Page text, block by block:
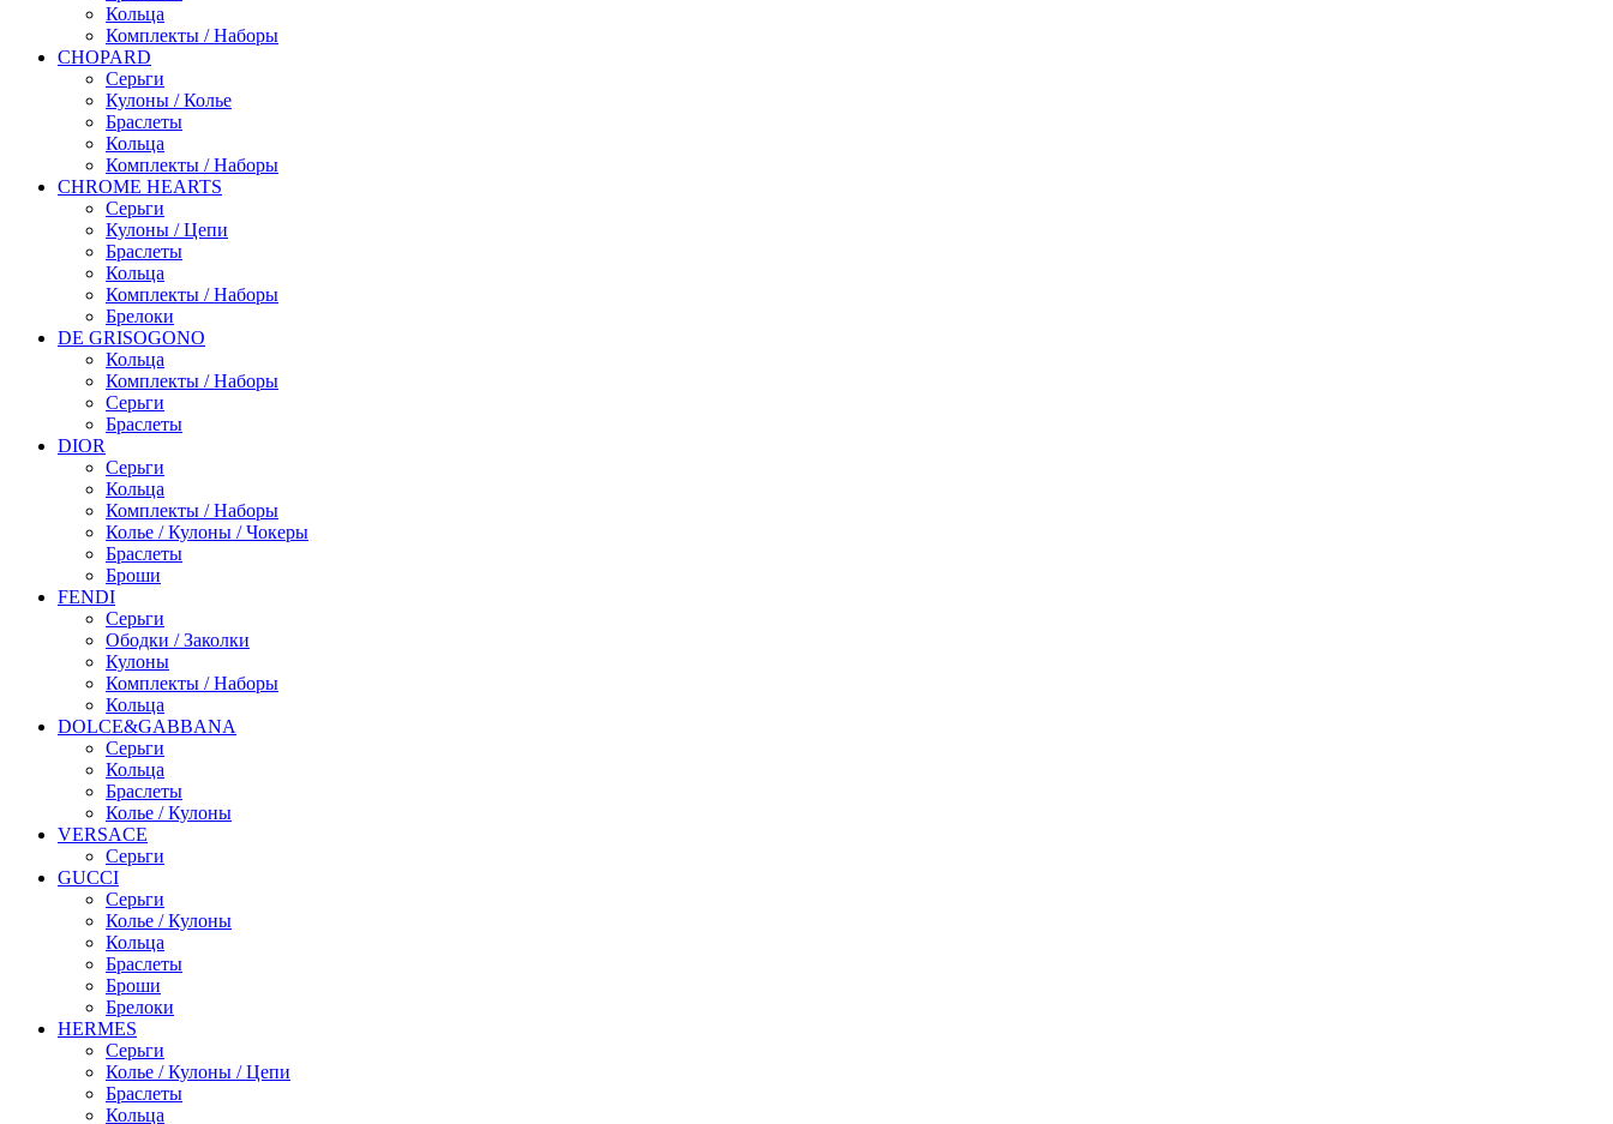
Кольца
Комплекты / Наборы
CHOPARD
Серьги
Кулоны / Колье
Браслеты
Кольца
Комплекты / Наборы
CHROME HEARTS
Серьги
Кулоны / Цепи
Браслеты
Кольца
Комплекты / Наборы
Брелоки
DE GRISOGONO
Кольца
Комплекты / Наборы
Серьги
Браслеты
DIOR
Серьги
Кольца
Комплекты / Наборы
Колье / Кулоны / Чокеры
Браслеты
Броши
FENDI
Серьги
Ободки / Заколки
Кулоны
Комплекты / Наборы
Кольца
DOLCE&GABBANA
Серьги
Кольца
Браслеты
Колье / Кулоны
VERSACE
Серьги
GUCCI
Серьги
Колье / Кулоны
Кольца
Браслеты
Броши
Брелоки
HERMES
Серьги
Колье / Кулоны / Цепи
Браслеты
Кольца